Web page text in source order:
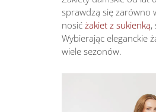
sprawdzą się zarówno
nosićżakiet z sukienką,
Wybierając eleganckie
wiele sezonów.